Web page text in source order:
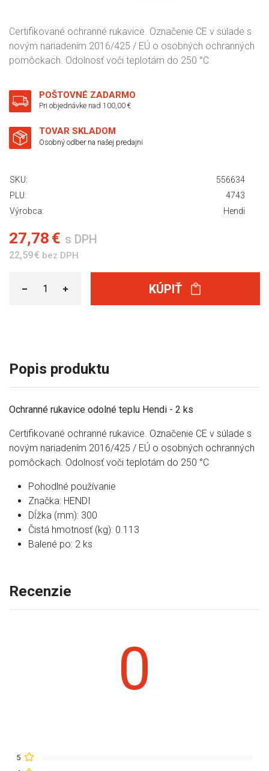
Certifikované ochranné rukavice. Označenie CE v súlade s
novým nariadením 2016/425 / EÚ o osobných ochranných
pomôckach. Odolnosť voči teplotám do 250 °C
POŠTOVNÉ ZADARMO
Pri objednávke nad 100,00 €
TOVAR SKLADOM
Osobný odber na našej predajni
SKU:
556634
PLU:
4743
Výrobca:
Hendi
27,78 € s DPH
22,59 € bez DPH
KÚPIŤ
Popis produktu
Ochranné rukavice odolné teplu Hendi - 2 ks
Certifikované ochranné rukavice. Označenie CE v súlade s
novým nariadením 2016/425 / EÚ o osobných ochranných
pomôckach. Odolnosť voči teplotám do 250 °C
Pohodlné používanie
Značka: HENDI
Dĺžka (mm): 300
Čistá hmotnosť (kg): 0.113
Balené po: 2 ks
Recenzie
0
5